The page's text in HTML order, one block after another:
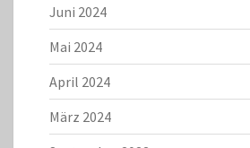
Juni 2024
Mai 2024
April 2024
März 2024